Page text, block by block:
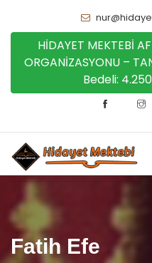
HİDAYET MEKTEBİ
ORGANİZASYONU –
Bedeli:
Fatih Efe